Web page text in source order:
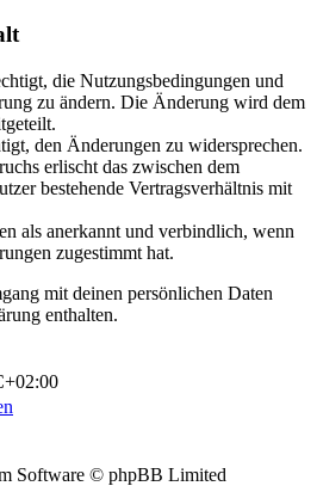
die Nutzungsbedingungen und
zu ändern. Die Änderung wird dem
den Änderungen zu widersprechen.
erlischt das zwischen dem
bestehende Vertragsverhältnis mit
als anerkannt und verbindlich, wenn
zugestimmt hat.
mit deinen persönlichen Daten
enthalten.
Software © phpBB Limited